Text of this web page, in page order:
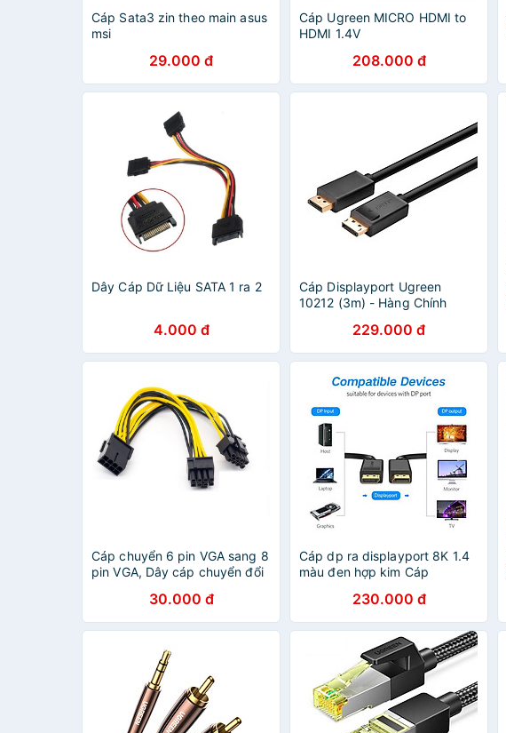
Cáp Sata3 zin theo main asus
msi
29.000 đ
Cáp Ugreen MICRO HDMI to
HDMI 1.4V
208.000 đ
Dây Cáp Dữ Liệu SATA 1 ra 2
4.000 đ
Cáp Displayport Ugreen
10212 (3m) - Hàng Chính
229.000 đ
Cáp chuyển 6 pin VGA sang 8
pin VGA, Dây cáp chuyển đổi
30.000 đ
Cáp dp ra displayport 8K 1.4
màu đen hợp kim Cáp
1.4 8K/60Hz/32,4Gbps - Dây
Cáp DP to DP - Dài 1.8m Dùng
Cho Tivi / Máy Tính /
Playstation - Hàng Nhập Khẩu
230.000 đ